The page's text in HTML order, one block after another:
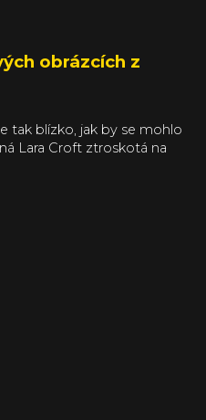
obrázcích z
tak blízko, jak by se mohlo
Lara Croft ztroskotá na
ani nechcete znát, protože